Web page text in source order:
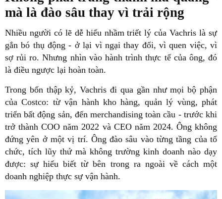
mà là đào sâu thay vì trải rộng
Nhiều người có lẽ dễ hiểu nhầm triết lý của Vachris là sự
gắn bó thụ động - ở lại vì ngại thay đổi, vì quen việc, vì
sợ rủi ro. Nhưng nhìn vào hành trình thực tế của ông, đó
là điều ngược lại hoàn toàn.
Trong bốn thập kỷ, Vachris đi qua gần như mọi bộ phận
của Costco: từ vận hành kho hàng, quản lý vùng, phát
triển bất động sản, đến merchandising toàn cầu - trước khi
trở thành COO năm 2022 và CEO năm 2024. Ông không
đứng yên ở một vị trí. Ông đào sâu vào từng tầng của tổ
chức, tích lũy thứ mà không trường kinh doanh nào dạy
được: sự hiểu biết từ bên trong ra ngoài về cách một
doanh nghiệp thực sự vận hành.